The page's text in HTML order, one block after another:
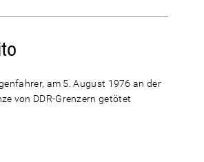
am 5. August 1976 an der
von DDR-Grenzern getötet